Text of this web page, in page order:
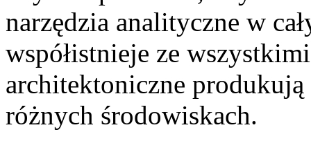
narzędzia analityczne w
współistnieje ze
architektoniczne
różnych środowiskach.